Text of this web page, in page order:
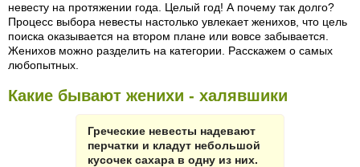
невесту на протяжении года. Целый год! А почему так долго?
Процесс выбора невесты настолько увлекает женихов, что цель
поиска оказывается на втором плане или вовсе забывается.
Женихов можно разделить на категории. Расскажем о самых
любопытных.
Какие бывают женихи - халявшики
Греческие невесты надевают
перчатки и кладут небольшой
кусочек сахара в одну из них.